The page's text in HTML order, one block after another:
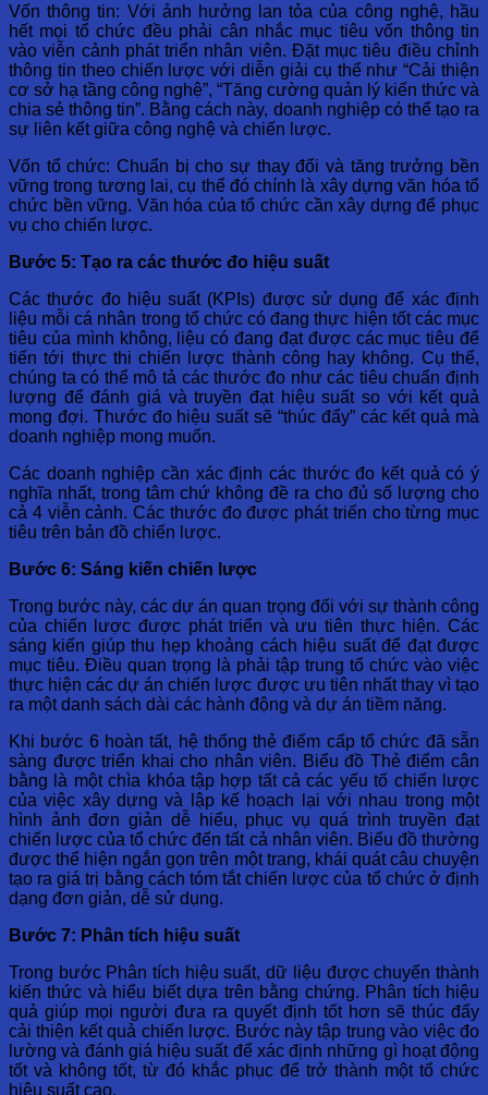
Vốn thông tin: Với ảnh hưởng lan tỏa của công nghệ, hầu
hết mọi tổ chức đều phải cân nhắc mục tiêu vốn thông tin
vào viễn cảnh phát triển nhân viên. Đặt mục tiêu điều chỉnh
thông tin theo chiến lược với diễn giải cụ thể như “Cải thiện
cơ sở hạ tầng công nghệ”, “Tăng cường quản lý kiến thức và
chia sẻ thông tin”. Bằng cách này, doanh nghiệp có thể tạo ra
sự liên kết giữa công nghệ và chiến lược.
Vốn tổ chức: Chuẩn bị cho sự thay đổi và tăng trưởng bền
vững trong tương lai, cụ thể đó chính là xây dựng văn hóa tổ
chức bền vững. Văn hóa của tổ chức cần xây dựng để phục
vụ cho chiến lược.
Bước 5: Tạo ra các thước đo hiệu suất
Các thước đo hiệu suất (KPIs) được sử dụng để xác định
liệu mỗi cá nhân trong tổ chức có đang thực hiện tốt các mục
tiêu của mình không, liệu có đang đạt được các mục tiêu để
tiến tới thực thi chiến lược thành công hay không. Cụ thể,
chúng ta có thể mô tả các thước đo như các tiêu chuẩn định
lượng để đánh giá và truyền đạt hiệu suất so với kết quả
mong đợi. Thước đo hiệu suất sẽ “thúc đẩy” các kết quả mà
doanh nghiệp mong muốn.
Các doanh nghiệp cần xác định các thước đo kết quả có ý
nghĩa nhất, trong tâm chứ không đề ra cho đủ số lượng cho
cả 4 viễn cảnh. Các thước đo được phát triển cho từng mục
tiêu trên bản đồ chiến lược.
Bước 6: Sáng kiến ​​chiến lược
Trong bước này, các dự án quan trọng đối với sự thành công
của chiến lược được phát triển và ưu tiên thực hiện. Các
sáng kiến ​​giúp thu hẹp khoảng cách hiệu suất để đạt được
mục tiêu. Điều quan trọng là phải tập trung tổ chức vào việc
thực hiện các dự án chiến lược được ưu tiên nhất thay vì tạo
ra một danh sách dài các hành động và dự án tiềm năng.
Khi bước 6 hoàn tất, hệ thống thẻ điểm cấp tổ chức đã sẵn
sàng được triển khai cho nhân viên. Biểu đồ Thẻ điểm cân
bằng là một chìa khóa tập hợp tất cả các yếu tố chiến lược
của việc xây dựng và lập kế hoạch lại với nhau trong một
hình ảnh đơn giản dễ hiểu, phục vụ quá trình truyền đạt
chiến lược của tổ chức đến tất cả nhân viên. Biểu đồ thường
được thể hiện ngắn gọn trên một trang, khái quát câu chuyện
tạo ra giá trị bằng cách tóm tắt chiến lược của tổ chức ở định
dạng đơn giản, dễ sử dụng.
Bước 7: Phân tích hiệu suất
Trong bước Phân tích hiệu suất, dữ liệu được chuyển thành
kiến ​​thức và hiểu biết dựa trên bằng chứng. Phân tích hiệu
quả giúp mọi người đưa ra quyết định tốt hơn sẽ thúc đẩy
cải thiện kết quả chiến lược. Bước này tập trung vào việc đo
lường và đánh giá hiệu suất để xác định những gì hoạt động
tốt và không tốt, từ đó khắc phục để trở thành một tổ chức
hiệu suất cao.